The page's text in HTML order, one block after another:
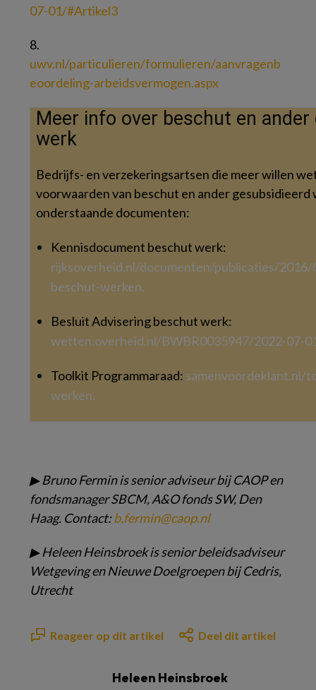
07-01/#Artikel3
8.
uwv.nl/particulieren/formulieren/aanvragenb
eoordeling-arbeidsvermogen.aspx
Meer info over beschut en
werk
Bedrijfs- en verzekeringsartsen die meer willen
voorwaarden van beschut en ander gesubsidieerd
onderstaande documenten:
Kennisdocument beschut werk:
rijksoverheid.nl/documenten/publicaties/
beschut-werken.
Besluit Advisering beschut werk:
wetten.overheid.nl/BWBR0035947/2022-07-
Toolkit Programmaraad: samenvoordeklant.nl/
werken.
▶Bruno Fermin is senioradviseur bij CAOP en
fondsmanager SBCM,A&O fonds SW, Den
Haag. Contact:b.fermin@caop.nl
▶Heleen Heinsbroek issenior beleidsadviseur
Wetgeving en NieuweDoelgroepen bij Cedris,
Utrecht
Reageer op dit artikel Deel dit artikel
Heleen Heinsbroek